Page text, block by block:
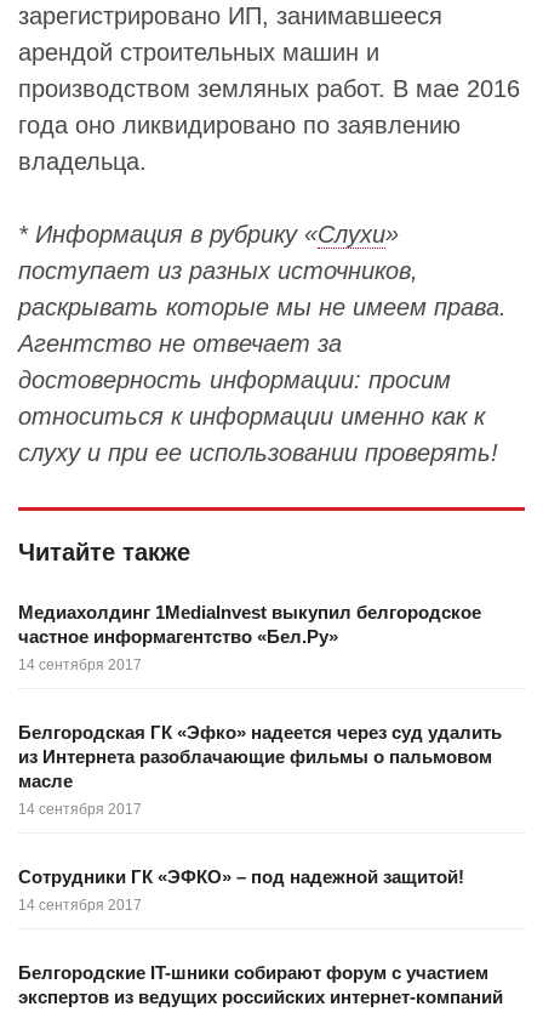
зарегистрировано ИП, занимавшееся
арендой строительных машин и
производством земляных работ. В мае 2016
года оно ликвидировано по заявлению
владельца.
* Информация в рубрику «Слухи»
поступает из разных источников,
раскрывать которые мы не имеем права.
Агентство не отвечает за
достоверность информации: просим
относиться к информации именно как к
слуху и при ее использовании проверять!
Читайте также
Медиахолдинг 1МediaInvest выкупил белгородское
частное информагентство «Бел.Ру»
14 сентября 2017
Белгородская ГК «Эфко» надеется через суд удалить
из Интернета разоблачающие фильмы о пальмовом
масле
14 сентября 2017
Сотрудники ГК «ЭФКО» – под надежной защитой!
14 сентября 2017
Белгородские IT-шники собирают форум с участием
экспертов из ведущих российских интернет-компаний